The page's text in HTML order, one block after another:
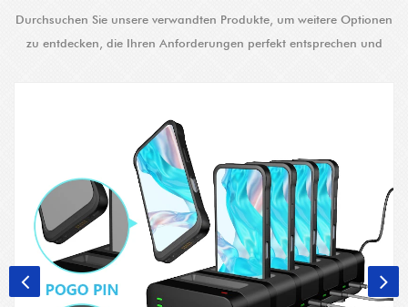
Durchsuchen Sie unsere verwandten Produkte, um weitere Optionen
zu entdecken, die Ihren Anforderungen perfekt entsprechen und